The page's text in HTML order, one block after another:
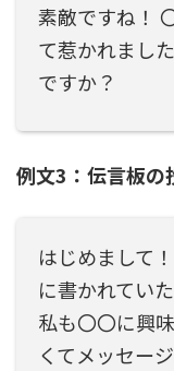
素敵ですね！
て惹かれまし
ですか？
例文3：伝言板の
はじめまして
に書かれてい
私も〇〇に興
くてメッセー